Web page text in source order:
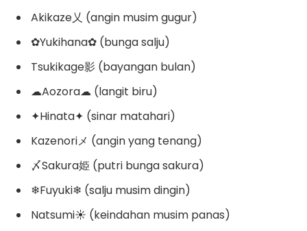
Akikaze乂 (angin musim gugur)
✿Yukihana✿ (bunga salju)
Tsukikage影 (bayangan bulan)
☁Aozora☁ (langit biru)
✦Hinata✦ (sinar matahari)
Kazenoriメ (angin yang tenang)
〆Sakura姫 (putri bunga sakura)
❄Fuyuki❄ (salju musim dingin)
Natsumi☀ (keindahan musim panas)